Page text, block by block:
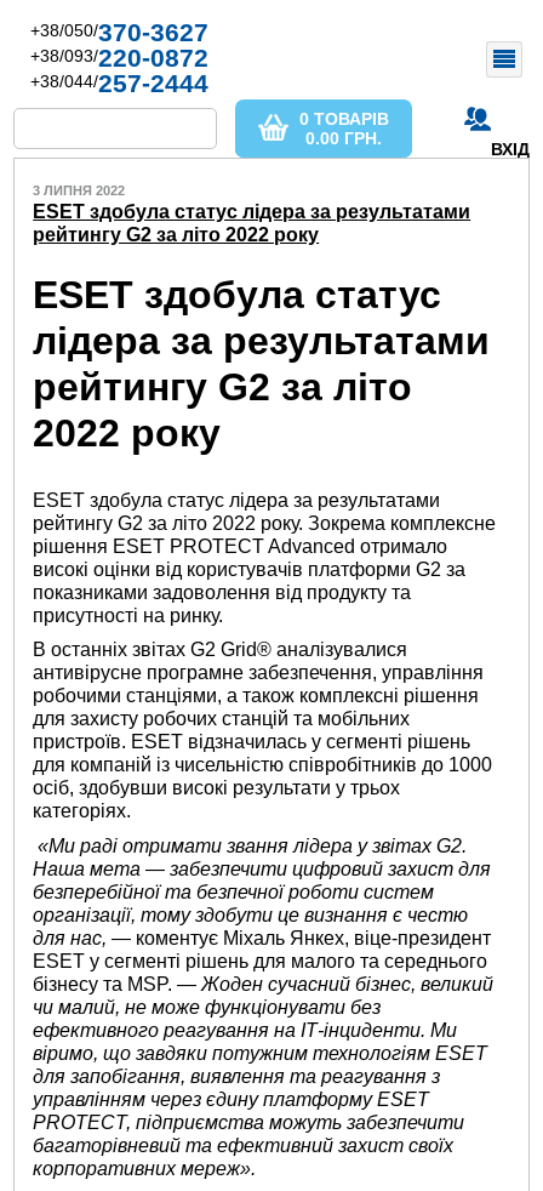
+38/050/370-3627
+38/093/220-0872
+38/044/257-2444
ВХІД
0 ТОВАРІВ
0.00 ГРН.
3 ЛИПНЯ 2022
ESET здобула статус лідера за результатами
рейтингу G2 за літо 2022 року
ESET здобула статус
лідера за результатами
рейтингу G2 за літо
2022 року
ESET здобула статус лідера за результатами
рейтингу G2 за літо 2022 року. Зокрема комплексне
рішення ESET PROTECT Advanced отримало
високі оцінки від користувачів платформи G2 за
показниками задоволення від продукту та
присутності на ринку.
В останніх звітах G2 Grid® аналізувалися
антивірусне програмне забезпечення, управління
робочими станціями, а також комплексні рішення
для захисту робочих станцій та мобільних
пристроїв. ESET відзначилась у сегменті рішень
для компаній із чисельністю співробітників до 1000
осіб, здобувши високі результати у трьох
категоріях.
«Ми раді отримати звання лідера у звітах G2.
Наша мета — забезпечити цифровий захист для
безперебійної та безпечної роботи систем
організації, тому здобути це визнання є честю
для нас, — коментує Міхаль Янкех, віце-президент
ESET у сегменті рішень для малого та середнього
бізнесу та MSP. — Жоден сучасний бізнес, великий
чи малий, не може функціонувати без
ефективного реагування на ІТ-інциденти. Ми
віримо, що завдяки потужним технологіям ESET
для запобігання, виявлення та реагування з
управлінням через єдину платформу ESET
PROTECT, підприємства можуть забезпечити
багаторівневий та ефективний захист своїх
корпоративних мереж».